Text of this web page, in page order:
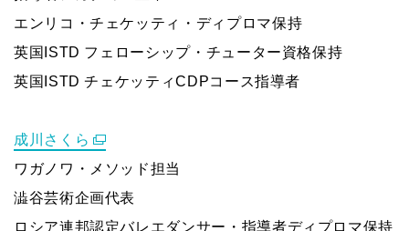
エンリコ・チェケッティ・ディプロマ保持
英国ISTD フェローシップ・チューター資格保持
英国ISTD チェケッティCDPコース指導者
成川さくら
ワガノワ・メソッド担当
澁谷芸術企画代表
ロシア連邦認定バレエダンサー・指導者ディプロマ保持